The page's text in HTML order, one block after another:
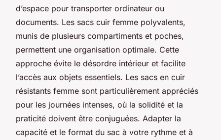
d’espace pour transporter ordinateur ou
documents. Les sacs cuir femme polyvalents,
munis de plusieurs compartiments et poches,
permettent une organisation optimale. Cette
approche évite le désordre intérieur et facilite
l’accès aux objets essentiels. Les sacs en cuir
résistants femme sont particulièrement appréciés
pour les journées intenses, où la solidité et la
praticité doivent être conjuguées. Adapter la
capacité et le format du sac à votre rythme et à